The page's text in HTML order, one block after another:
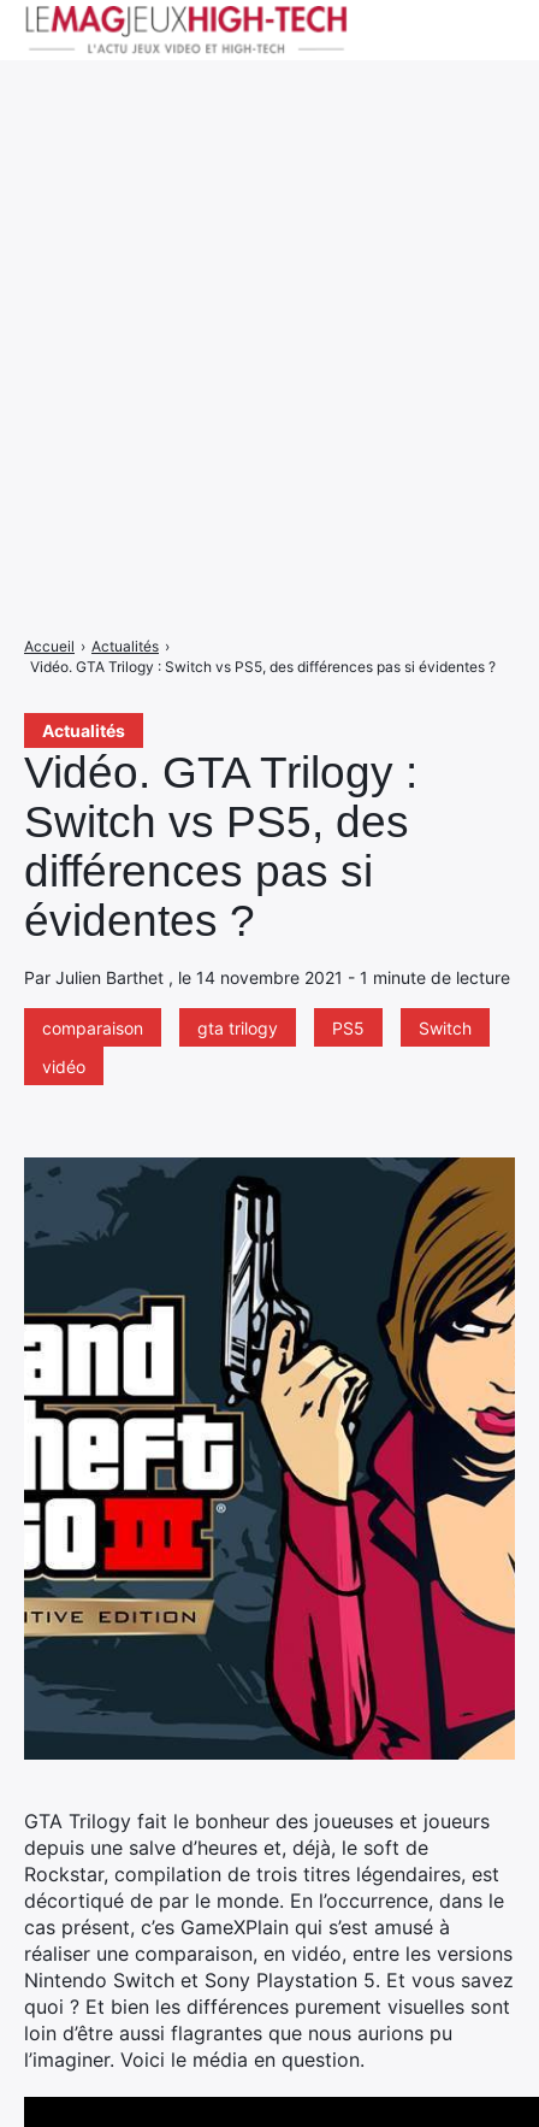
Actualités
Vidéo. GTA Trilogy :
Switch vs PS5, des
différences pas si
évidentes ?
Par Julien Barthet , le 14 novembre 2021 - 1 minute de lecture
comparaison gta trilogy PS5
Switch
vidéo
Accueil › Actualités ›
Vidéo. GTA Trilogy : Switch vs PS5, des différences pas si évidentes ?
GTA Trilogy fait le bonheur des joueuses et joueurs
depuis une salve d’heures et, déjà, le soft de
Rockstar, compilation de trois titres légendaires, est
décortiqué de par le monde. En l’occurrence, dans le
cas présent, c’es GameXPlain qui s’est amusé à
réaliser une comparaison, en vidéo, entre les versions
Nintendo Switch et Sony Playstation 5. Et vous savez
quoi ? Et bien les différences purement visuelles sont
loin d’être aussi flagrantes que nous aurions pu
l’imaginer. Voici le média en question.